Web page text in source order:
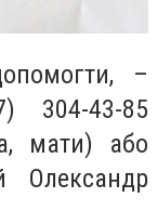
–
304-43-85
мати) або
Олександр